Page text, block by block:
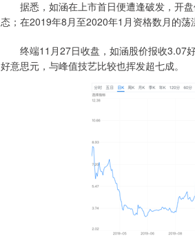
据悉，如涵在上市首日便遭逢破发，开盘
态；在2019年8月至2020年1月资格数月的荡
终端11月27日收盘，如涵股价报收3.07好
好意思元，与峰值技艺比较也挥发超七成。